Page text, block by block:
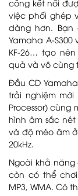
cổng kết nối
việc phối ghép
dàng hơn. Bạn
Yamaha A-S300
KF-26… tạo
quả và vô cùng
Đầu CD
trải nghiệm mới
Processor)
hình âm sắc nét
và độ méo âm ở
20kHz.
Ngoài khả
còn có thể
MP3, WMA. Có